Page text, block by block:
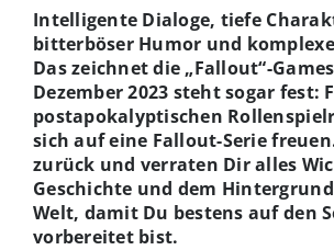
Intelligente Dialoge, tiefe
bitterböser Humor und
Das zeichnet die „Fallout“-
Dezember 2023 steht sogar fest:
postapokalyptischen
sich auf eine Fallout-Serie
zurück und verraten Dir alles
Geschichte und dem
Welt, damit Du bestens auf den
vorbereitet bist.